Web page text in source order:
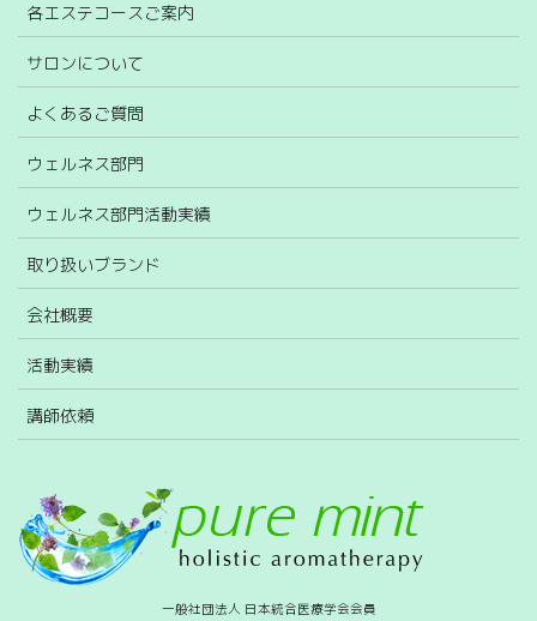
各エステコースご案内
サロンについて
よくあるご質問
ウェルネス部門
ウェルネス部門活動実績
取り扱いブランド
会社概要
活動実績
講師依頼
一般社団法人 日本統合医療学会会員